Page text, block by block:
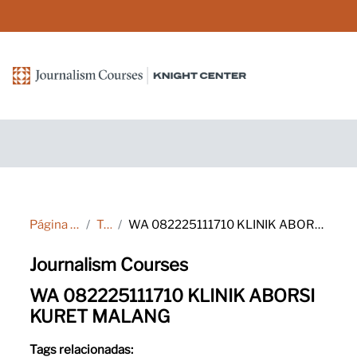
Página inicial Tags WA 082225111710 KLINIK ABORSI KURET MALANG
Journalism Courses
WA 082225111710 KLINIK ABORSI
KURET MALANG
Tags relacionadas: